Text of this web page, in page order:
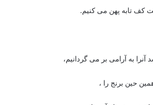
کف تابه پهن می کنیم.
به آرامی بر می گردانیم،
حین برنج را ،